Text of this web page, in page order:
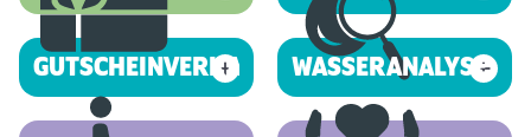
GUTSCHEINVERKAUF WASSERANALYSE